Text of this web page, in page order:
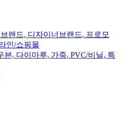
랜드, 디자이너브랜드, 프로모
인/쇼핑몰
븐, 다이마루, 가죽, PVC/비닐, 특